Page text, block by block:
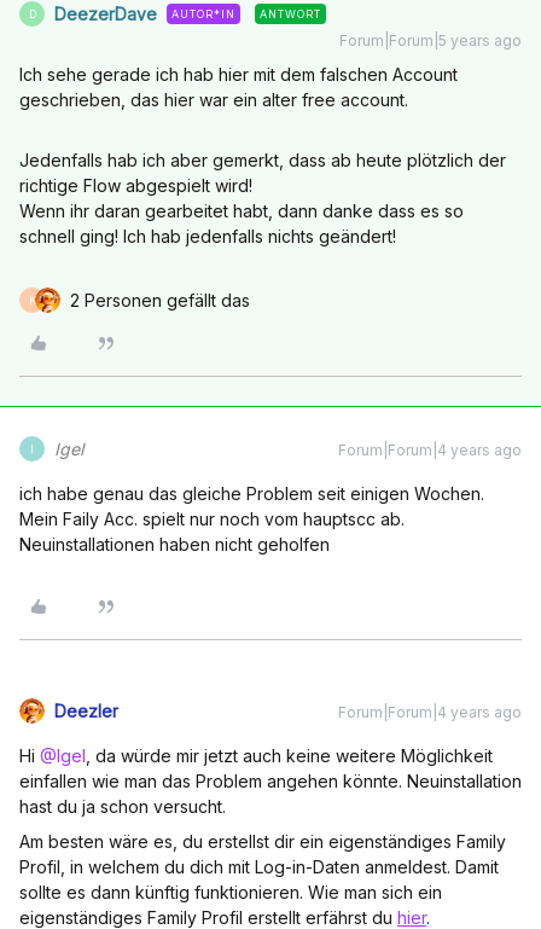
D DeezerDave AUTOR*IN ANTWORT
Forum|Forum|5 years ago
Ich sehe gerade ich hab hier mit dem falschen Account
geschrieben, das hier war ein alter free account.
Jedenfalls hab ich aber gemerkt, dass ab heute plötzlich der
richtige Flow abgespielt wird!
Wenn ihr daran gearbeitet habt, dann danke dass es so
schnell ging! Ich hab jedenfalls nichts geändert!
K 2 Personen gefällt das
Igel Forum|Forum|4 years ago
ich habe genau das gleiche Problem seit einigen Wochen.
Mein Faily Acc. spielt nur noch vom hauptscc ab.
Neuinstallationen haben nicht geholfen
Deezler Forum|Forum|4 years ago
Hi @Igel , da würde mir jetzt auch keine weitere Möglichkeit
einfallen wie man das Problem angehen könnte. Neuinstallation
hast du ja schon versucht.
Am besten wäre es, du erstellst dir ein eigenständiges Family
Profil, in welchem du dich mit Log-in-Daten anmeldest. Damit
sollte es dann künftig funktionieren. Wie man sich ein
eigenständiges Family Profil erstellt erfährst du hier.